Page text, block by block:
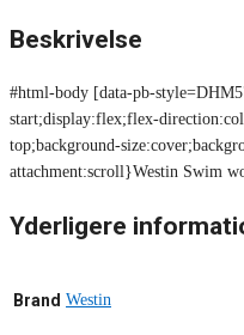
Beskrivelse
#html-body [data-pb-
start;display:flex;flex-
top;background-
attachment:scroll}Westin Swim
Yderligere
Brand Westin